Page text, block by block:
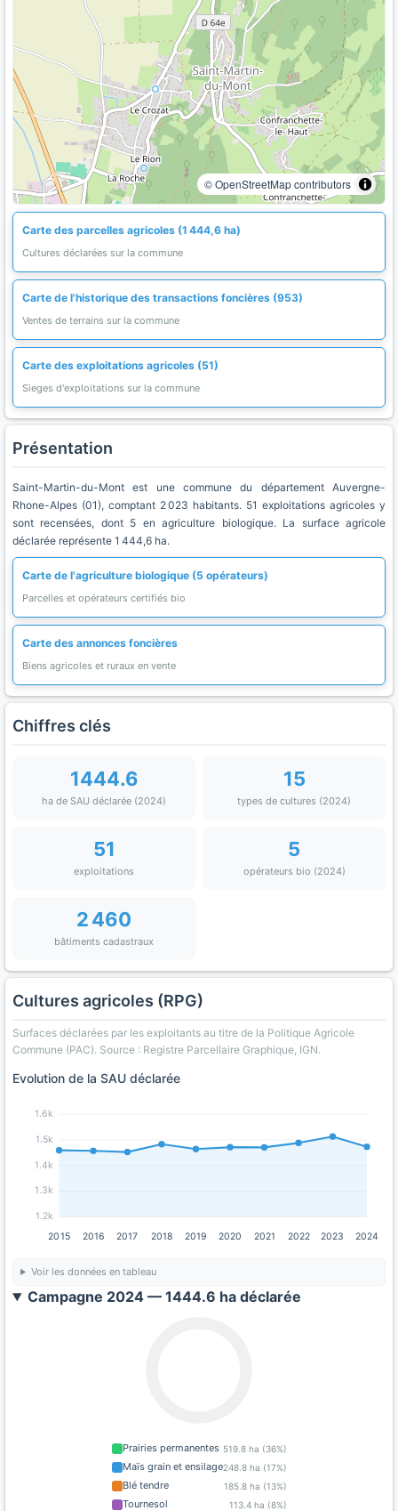
© OpenStreetMap contributors
Carte des parcelles agricoles (1 444,6 ha)
Cultures déclarées sur la commune
Carte de l'historique des transactions foncières (953)
Ventes de terrains sur la commune
Carte des exploitations agricoles (51)
Sieges d'exploitations sur la commune
Présentation
Saint-Martin-du-Mont est une commune du département Auvergne-
Rhone-Alpes (01), comptant 2 023 habitants. 51 exploitations agricoles y
sont recensées, dont 5 en agriculture biologique. La surface agricole
déclarée représente 1 444,6 ha.
Carte de l'agriculture biologique (5 opérateurs)
Parcelles et opérateurs certifiés bio
Carte des annonces foncières
Biens agricoles et ruraux en vente
Chiffres clés
1444.6
ha de SAU déclarée (2024)
15
types de cultures (2024)
51
exploitations
5
opérateurs bio (2024)
2 460
bâtiments cadastraux
Cultures agricoles (RPG)
Surfaces déclarées par les exploitants au titre de la Politique Agricole
Commune (PAC). Source : Registre Parcellaire Graphique, IGN.
Evolution de la SAU déclarée
1.2k
1.3k
1.4k
1.5k
1.6k
2015 2016 2017 2018 2019 2020 2021 2022 2023 2024
Voir les données en tableau
Campagne 2024 — 1444.6 ha déclarée
Prairies permanentes 519.8 ha (36%)
Maïs grain et ensilage248.8 ha (17%)
Blé tendre 185.8 ha (13%)
Tournesol 113.4 ha (8%)